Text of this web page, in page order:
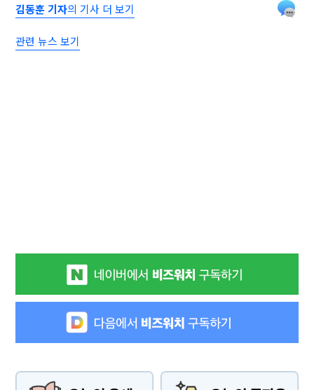
김동훈 기자의 기사 더 보기
관련 뉴스 보기